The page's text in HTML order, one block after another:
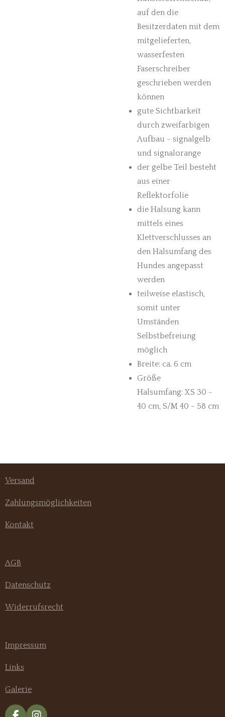
auf den die
Besitzerdaten mit dem
mitgelieferten,
wasserfesten
Faserschreiber
geschrieben werden
können
gute Sichtbarkeit
durch zweifarbigen
Aufbau - signalgelb
und signalorange
der gelbe Teil besteht
aus einer
Reflektorfolie
die Halsung kann
mittels eines
Klettverschlusses an
den Halsumfang des
Hundes angepasst
werden
teilweise elastisch,
somit unter
Umständen
Selbstbefreiung
möglich
Breite: ca. 6 cm
Größe
Halsumfang: XS 30 -
40 cm, S/M 40 - 58 cm
Versand
Zahlungsmöglichkeiten
Kontakt
AGB
Datenschutz
Widerrufsrecht
Impressum
Links
Galerie